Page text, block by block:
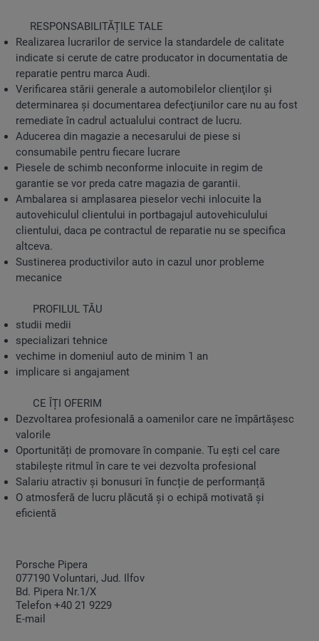
RESPONSABILITĂȚILE TALE
Realizarea lucrarilor de service la standardele de calitate
indicate si cerute de catre producator in documentatia de
reparatie pentru marca Audi.
Verificarea stării generale a automobilelor clienţilor şi
determinarea şi documentarea defecţiunilor care nu au fost
remediate în cadrul actualului contract de lucru.
Aducerea din magazie a necesarului de piese si
consumabile pentru fiecare lucrare
Piesele de schimb neconforme inlocuite in regim de
garantie se vor preda catre magazia de garantii.
Ambalarea si amplasarea pieselor vechi inlocuite la
autovehiculul clientului in portbagajul autovehiculului
clientului, daca pe contractul de reparatie nu se specifica
altceva.
Sustinerea productivilor auto in cazul unor probleme
mecanice
PROFILUL TĂU
studii medii
specializari tehnice
vechime in domeniul auto de minim 1 an
implicare si angajament
CE ÎȚI OFERIM
Dezvoltarea profesională a oamenilor care ne împărtășesc
valorile
Oportunități de promovare în companie. Tu ești cel care
stabilește ritmul în care te vei dezvolta profesional
Salariu atractiv și bonusuri în funcție de performanță
O atmosferă de lucru plăcută și o echipă motivată și
eficientă
Porsche Pipera
077190 Voluntari, Jud. Ilfov
Bd. Pipera Nr.1/X
Telefon+40 21 9229
E-mail